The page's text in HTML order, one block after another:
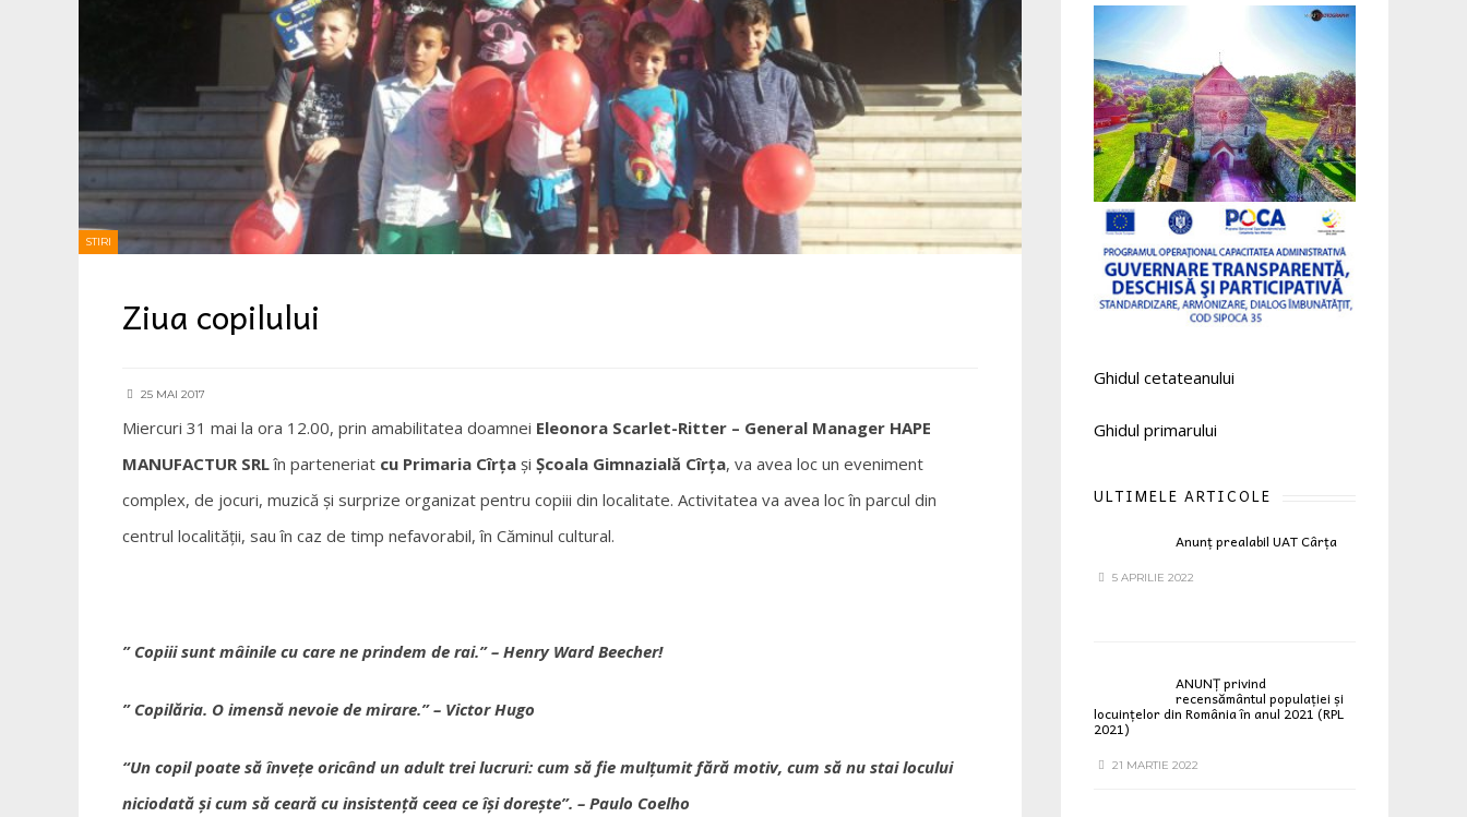
STIRI
Ziua copilului
25 MAI 2017
Miercuri 31 mai la ora 12.00, prin amabilitatea doamnei Eleonora Scarlet-Ritter – General Manager HAPE
MANUFACTUR SRLîn parteneriat cu Primaria Cîrţa şi Şcoala Gimnazială Cîrţa, va avea loc un eveniment
complex, de jocuri, muzică şi surprize organizat pentru copiii din localitate. Activitatea va avea loc în parcul din
centrul localităţii, sau în caz de timp nefavorabil, în Căminul cultural.
” Copiii sunt mâinile cu care ne prindem de rai.” – Henry Ward Beecher!
” Copilăria. O imensă nevoie de mirare.” – Victor Hugo
“Un copil poate să învețe oricând un adult trei lucruri: cum să fie mulțumit fără motiv, cum să nu stai locului
niciodată și cum să ceară cu insistență ceea ce își dorește”. – Paulo Coelho
Ghidul cetateanului
Ghidul primarului
ULTIMELE ARTICOLE
Anunț prealabil UAT Cârța
5 APRILIE 2022
ANUNȚ privind
recensământul populației și
locuințelor din România în anul 2021 (RPL
2021)
21 MARTIE 2022